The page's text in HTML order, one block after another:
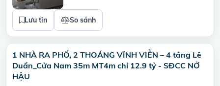
Lưu tin So sánh
1 NHÀ RA PHỐ, 2 THOÁNG VĨNH VIỄN – 4 tầng Lê
Duẩn_Cửa Nam 35m MT4m chỉ 12.9 tỷ - SĐCC NỞ
HẬU